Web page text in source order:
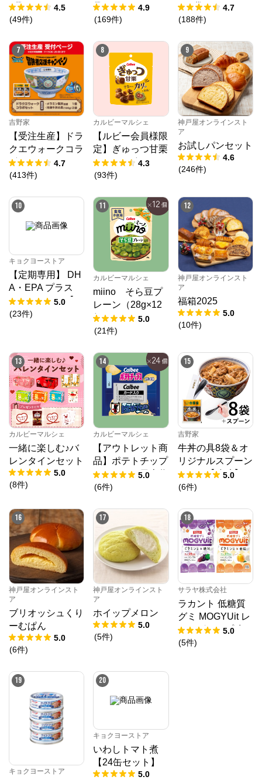
8袋)
4.5
(49件)
袋）
4.9
(169件)
×10袋）
4.7
(188件)
7
吉野家
【受注生産】ドラ
クエウォークコラ
ボセット
4.7
(413件)
8
カルビーマルシェ
【ルビー会員様限
定】ぎゅっつ甘栗
（26g×12個）
4.3
(93件)
9
神戸屋オンラインスト
ア
お試しパンセット
4.6
(246件)
10
キョクヨーストア
【定期専用】 DH
A・EPA プラス
クリルオイル【1
0%OFF】
5.0
(23件)
11
カルビーマルシェ
miino そら豆プ
レーン（28g×12
個）
5.0
(21件)
12
神戸屋オンラインスト
ア
福箱2025
5.0
(10件)
13
カルビーマルシェ
一緒に楽しむ♪バ
レンタインセット
5.0
(8件)
14
カルビーマルシェ
【アウトレット商
品】ポテトチップ
スサッカー日本代
表チーム2024（2
限2025年10月31
日
5.0
(6件)
15
吉野家
牛丼の具8袋＆オ
リジナルスプーン
セット【冷凍】
5.0
(6件)
16
神戸屋オンラインスト
ア
ブリオッシュくり
ーむぱん
5.0
(6件)
17
神戸屋オンラインスト
ア
ホイップメロン
5.0
(5件)
18
サラヤ株式会社
ラカント 低糖質
グミ MOGYUit レ
ッドグレープ味＆
ゴールデンピーチ
5.0
(5件)
19
キョクヨーストア
20
キョクヨーストア
いわしトマト煮
【24缶セット】
5.0